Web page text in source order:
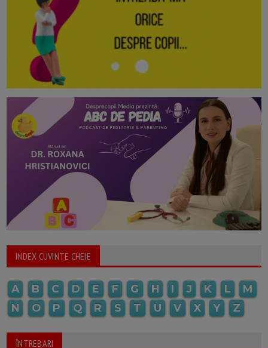
INDEX CUVINTE CHEIE
A B C D E F G H I J K L
M
N
O P Q R S T U V X Y Z
ÎNTREBARI